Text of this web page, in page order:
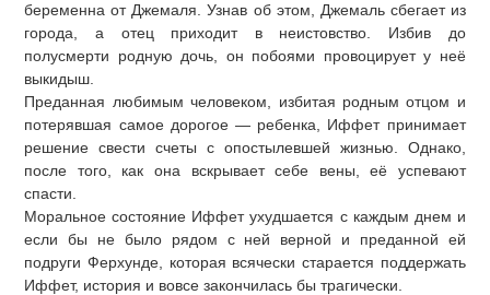
беременна от Джемаля. Узнав об этом, Джемаль сбегает из
города, а отец приходит в неистовство. Избив до
полусмерти родную дочь, он побоями провоцирует у неё
выкидыш.
Преданная любимым человеком, избитая родным отцом и
потерявшая самое дорогое — ребенка, Иффет принимает
решение свести счеты с опостылевшей жизнью. Однако,
после того, как она вскрывает себе вены, её успевают
спасти.
Моральное состояние Иффет ухудшается с каждым днем и
если бы не было рядом с ней верной и преданной ей
подруги Ферхунде, которая всячески старается поддержать
Иффет, история и вовсе закончилась бы трагически.